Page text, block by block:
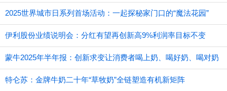
2025世界城市日系列首场活动：一起探秘家门口的“魔法花园”
伊利股份业绩说明会：分红有望再创新高9%利润率目标不变
蒙牛2025年半年报：创新求变让消费者喝上奶、喝好奶、喝对奶
特仑苏：金牌牛奶二十年“草牧奶”全链塑造有机新矩阵